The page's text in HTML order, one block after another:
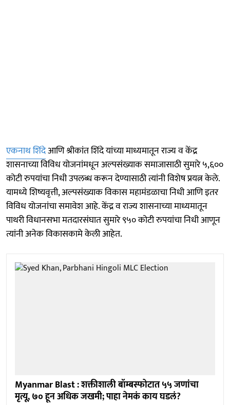
एकनाथ शिंदेआणि श्रीकांत शिंदे यांच्या माध्यमातून राज्य व केंद्र
शासनाच्या विविध योजनांमधून अल्पसंख्याक समाजासाठी सुमारे ५,६००
कोटी रुपयांचा निधी उपलब्ध करून देण्यासाठी त्यांनी विशेष प्रयत्न केले.
यामध्ये शिष्यवृत्ती, अल्पसंख्याक विकास महामंडळाचा निधी आणि इतर
विविध योजनांचा समावेश आहे. केंद्र व राज्य शासनाच्या माध्यमातून
पाथरी विधानसभा मतदारसंघात सुमारे ९५० कोटी रुपयांचा निधी आणून
त्यांनी अनेक विकासकामे केली आहेत.
Myanmar Blast : शक्तीशाली बॉम्बस्फोटात ५५ जणांचा
मृत्यू, ७० हून अधिक जखमी; पाहा नेमकं काय घडलं?